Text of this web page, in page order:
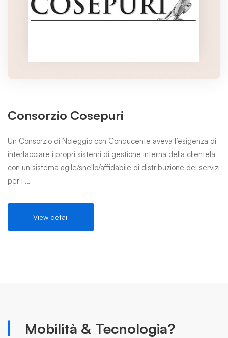
Consorzio Cosepuri
Un Consorzio di Noleggio con Conducente aveva l’esigenza di
interfacciare i propri sistemi di gestione interna della clientela
con un sistema agile/snello/affidabile di distribuzione dei servizi
per i …
View detail
Mobilità & Tecnologia?